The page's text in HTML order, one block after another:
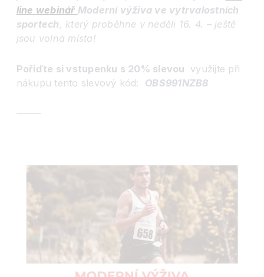
line webinář Moderní výživa ve vytrvalostních
sportech, který proběhne v neděli 16. 4. – ještě
jsou volná místa!
Pořiďte si vstupenku s 20% slevou využijte při
nákupu tento slevový kód: OBS991NZB8
——–